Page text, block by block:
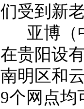
们受到新
亚博（
在贵阳设
南明区和
9个网点均